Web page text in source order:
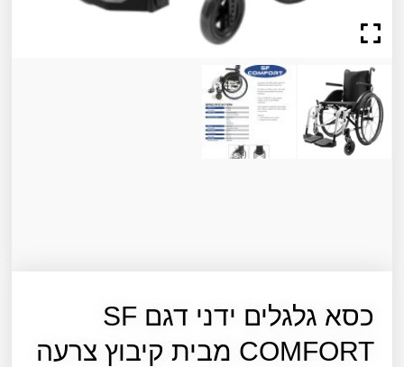
כסא גלגלים ידני דגם SF
COMFORT מבית קיבוץ צרעה